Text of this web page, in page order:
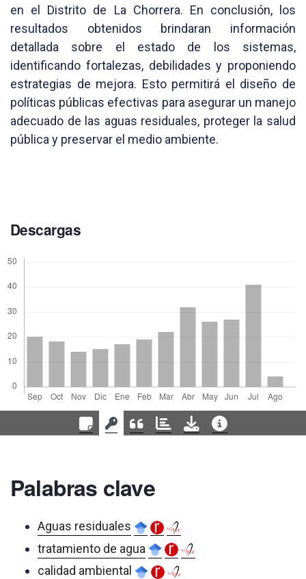
en el Distrito de La Chorrera. En conclusión, los
resultados obtenidos brindaran información
detallada sobre el estado de los sistemas,
identificando fortalezas, debilidades y proponiendo
estrategias de mejora. Esto permitirá el diseño de
políticas públicas efectivas para asegurar un manejo
adecuado de las aguas residuales, proteger la salud
pública y preservar el medio ambiente.
Descargas
Palabras clave
Aguas residuales
tratamiento de agua
calidad ambiental